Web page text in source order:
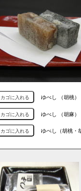
ゆべし （胡桃
ゆべし （胡
ゆべし（胡桃・